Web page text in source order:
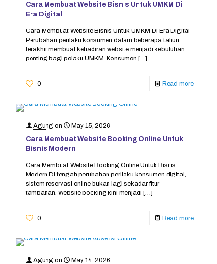
Cara Membuat Website Bisnis Untuk UMKM Di
Era Digital
Cara Membuat Website Bisnis Untuk UMKM Di Era Digital
Perubahan perilaku konsumen dalam beberapa tahun
terakhir membuat kehadiran website menjadi kebutuhan
penting bagi pelaku UMKM. Konsumen […]
0 Read more
Agung on May 15, 2026
Cara Membuat Website Booking Online Untuk
Bisnis Modern
Cara Membuat Website Booking Online Untuk Bisnis
Modern Di tengah perubahan perilaku konsumen digital,
sistem reservasi online bukan lagi sekadar fitur
tambahan. Website booking kini menjadi […]
0 Read more
Agung on May 14, 2026